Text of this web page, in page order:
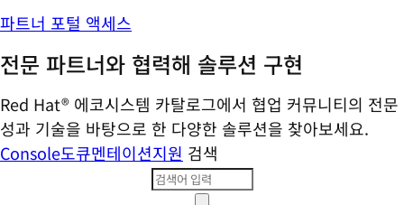
파트너 포털 액세스
전문 파트너와 협력해 솔루션 구현
Red Hat® 에코시스템 카탈로그에서 협업 커뮤니티의 전문
성과 기술을 바탕으로 한 다양한 솔루션을 찾아보세요.
Console도큐멘테이션지원 검색